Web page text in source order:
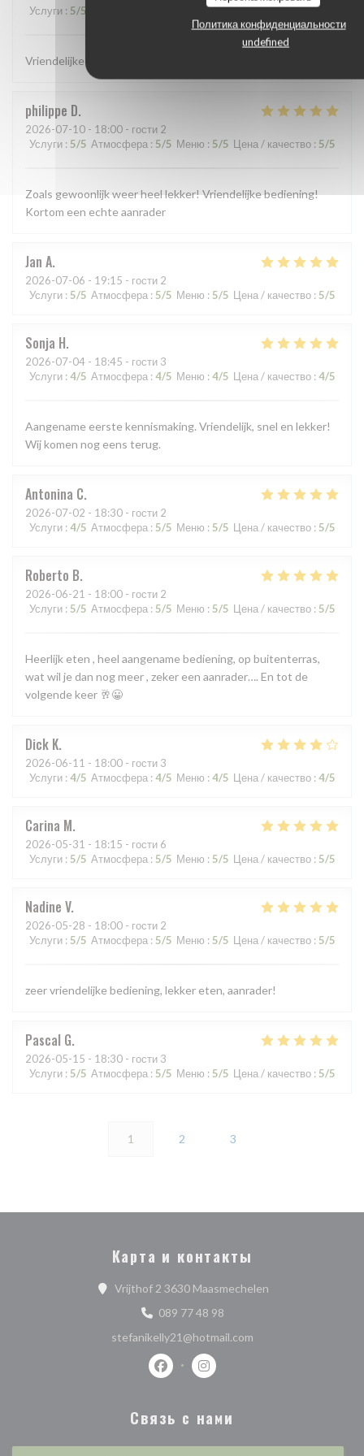
Политика конфиденциальности
undefined
Услуги : 5/5 :5/5 Цена / качество:4
Vriendelijke service Echte Italiaanse pizza Lekkere pasta's
philippe D
2026-07-10 - 18:00 - гости 2
Услуги : 5/5 Атмосфера : 5/5 Меню : 5/5 Цена / качество : 5/5
Zoals gewoonlijk weer heel lekker! Vriendelijke bediening!
Kortom een echte aanrader
Jan A
2026-07-06 - 19:15 - гости 2
Услуги : 5/5 Атмосфера : 5/5 Меню : 5/5 Цена / качество : 5/5
Sonja H
2026-07-04 - 18:45 - гости 3
Услуги : 4/5 Атмосфера : 4/5 Меню : 4/5 Цена / качество : 4/5
Aangename eerste kennismaking. Vriendelijk, snel en lekker!
Wij komen nog eens terug.
Antonina C
2026-07-02 - 18:30 - гости 2
Услуги : 4/5 Атмосфера : 5/5 Меню : 5/5 Цена / качество : 5/5
Roberto B
2026-06-21 - 18:00 - гости 2
Услуги : 5/5 Атмосфера : 5/5 Меню : 5/5 Цена / качество : 5/5
Heerlijk eten , heel aangename bediening, op buitenterras,
wat wil je dan nog meer , zeker een aanrader…. En tot de
volgende keer 🥂😀
Dick K
2026-06-11 - 18:00 - гости 3
Услуги : 4/5 Атмосфера : 4/5 Меню : 4/5 Цена / качество : 4/5
Carina M
2026-05-31 - 18:15 - гости 6
Услуги : 5/5 Атмосфера : 5/5 Меню : 5/5 Цена / качество : 5/5
Nadine V
2026-05-28 - 18:00 - гости 2
Услуги : 5/5 Атмосфера : 5/5 Меню : 5/5 Цена / качество : 5/5
zeer vriendelijke bediening, lekker eten, aanrader!
Pascal G
2026-05-15 - 18:30 - гости 3
Услуги : 5/5 Атмосфера : 5/5 Меню : 5/5 Цена / качество : 5/5
1 2 3
Карта и контакты
Vrijthof 2 3630 Maasmechelen((открывается в
089 77 48 98
stefanikelly21@hotmail.com
Facebook ((открывается в новом
Instagram ((открывается в
Связь с нами